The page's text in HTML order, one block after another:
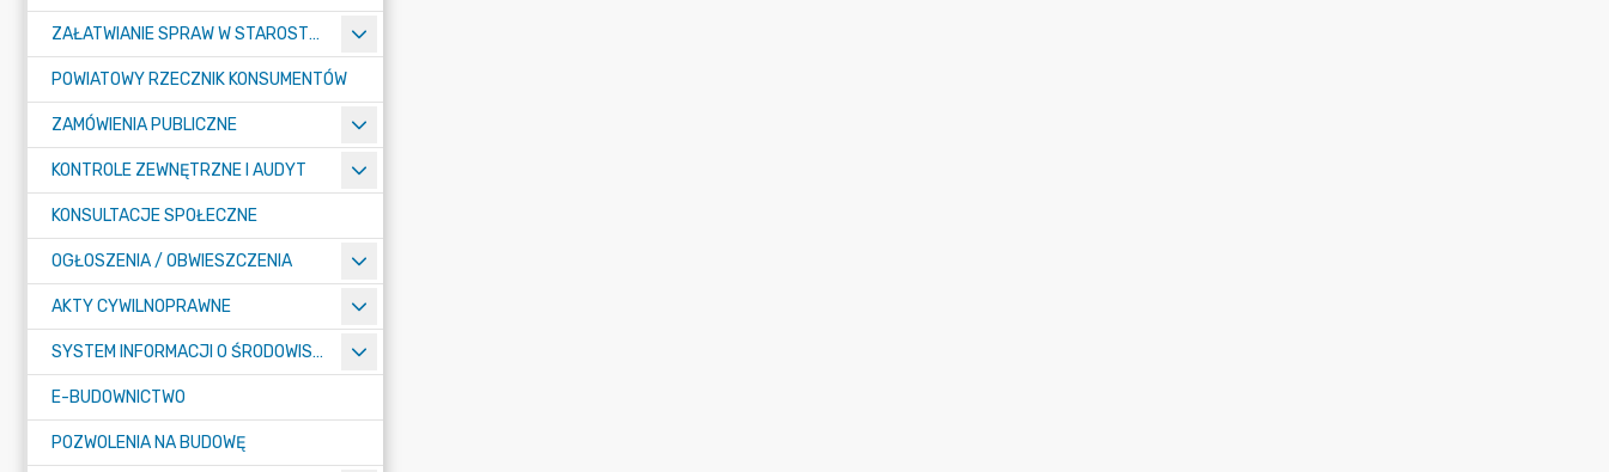
ZAŁATWIANIE SPRAW W STAROSTWIE
POWIATOWY RZECZNIK KONSUMENTÓW
ZAMÓWIENIA PUBLICZNE
KONTROLE ZEWNĘTRZNE I AUDYT
KONSULTACJE SPOŁECZNE
OGŁOSZENIA / OBWIESZCZENIA
AKTY CYWILNOPRAWNE
SYSTEM INFORMACJI O ŚRODOWISKU
E-BUDOWNICTWO
POZWOLENIA NA BUDOWĘ